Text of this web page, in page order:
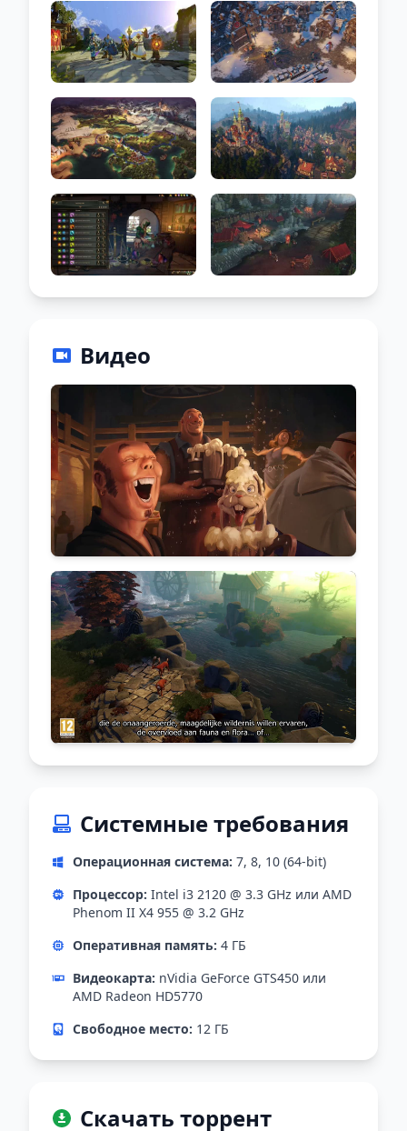
Видео
Системные требования
Операционная система: 7, 8, 10 (64-bit)
Процессор: Intel i3 2120 @ 3.3 GHz или AMD
Phenom II X4 955 @ 3.2 GHz
Оперативная память: 4 ГБ
Видеокарта: nVidia GeForce GTS450 или
AMD Radeon HD5770
Свободное место: 12 ГБ
Скачать торрент